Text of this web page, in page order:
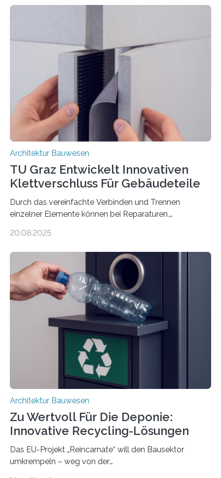
Ziel ist es, die Einsatzmöglichkeiten dieses innovativen
Textilbeton ist ein moderner Verbundwerkstoff, der aus
einer feinkörnigen Betonmatrix und einer textilen
Bewehrung besteht – meist aus Carbon-, Glas- oder
Basaltfasern. Anders als herkömmlicher Stahlbeton, bei
dem Stahlstäbe zur…
Architektur Bauwesen
TU Graz Entwickelt Innovativen
Klettverschluss Für Gebäudeteile
Durch das vereinfachte Verbinden und Trennen
einzelner Elemente können bei Reparaturen,
Material und Bauschutt eingespart werden. Ein
Projekt ReCon gemeinsam mit Unternehmenspartnern
ein Klett-Verbindungssystem für Gebäude entwickelt:
Damit lassen sich unterschiedliche Gebäudeteile
resilient verbinden und bei Bedarf einfach voneinander
trennen. Der Fokus lag auf der Verbindung von
Bauteilen mit unterschiedlicher Lebensdauer, bei denen
irreversible Verbindungen den Austausch üblicherweise
erschweren. Hierzu untersuchten die Forschenden zwei
unterschiedliche Zugänge. Einerseits klebten sie…
20.08.2025
Architektur Bauwesen
Zu Wertvoll Für Die Deponie:
Innovative Recycling-Lösungen
Das EU-Projekt „Reincarnate“ will den Bausektor
umkrempeln – weg von der